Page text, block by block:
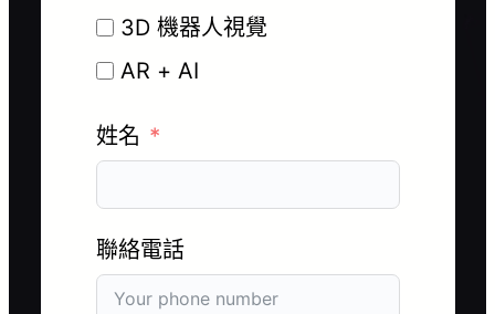
3D 機器人視覺
AR + AI
姓名
聯絡電話